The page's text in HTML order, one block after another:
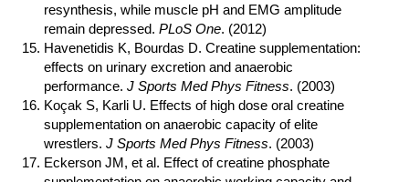
resynthesis, while muscle pH and EMG amplitude
remain depressed. PLoS One. (2012)
Havenetidis K, Bourdas D. Creatine supplementation:
effects on urinary excretion and anaerobic
performance. J Sports Med Phys Fitness. (2003)
Koçak S, Karli U. Effects of high dose oral creatine
supplementation on anaerobic capacity of elite
wrestlers. J Sports Med Phys Fitness. (2003)
Eckerson JM, et al. Effect of creatine phosphate